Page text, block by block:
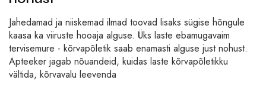
Jahedamad ja niiskemad ilmad toovad lisaks sügise hõngule
kaasa ka viiruste hooaja alguse. Üks laste ebamugavaim
tervisemure - kõrvapõletik saab enamasti alguse just nohust.
Apteeker jagab nõuandeid, kuidas laste kõrvapõletikku
vältida, kõrvavalu leevenda